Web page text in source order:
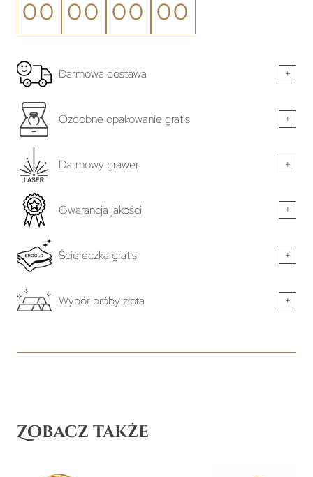
00 00 00 00
Darmowa dostawa +
Ozdobne opakowanie gratis +
Darmowy grawer +
Gwarancja jakości +
Ściereczka gratis +
Wybór próby złota +
Zobacz także